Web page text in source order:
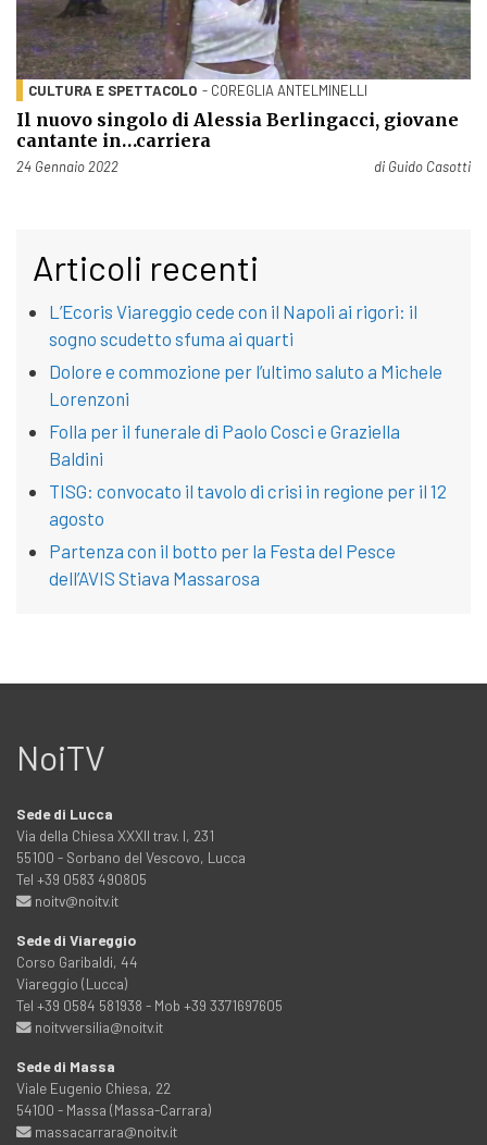
CULTURA E SPETTACOLO - COREGLIA ANTELMINELLI
Il nuovo singolo di Alessia Berlingacci, giovane
cantante in…carriera
Pubblicato il
24 Gennaio 2022 di Guido Casotti
Articoli recenti
L’Ecoris Viareggio cede con il Napoli ai rigori: il
sogno scudetto sfuma ai quarti
Dolore e commozione per l’ultimo saluto a Michele
Lorenzoni
Folla per il funerale di Paolo Cosci e Graziella
Baldini
TISG: convocato il tavolo di crisi in regione per il 12
agosto
Partenza con il botto per la Festa del Pesce
dell’AVIS Stiava Massarosa
NoiTV
Sede di Lucca
Via della Chiesa XXXII trav. I, 231
55100 - Sorbano del Vescovo, Lucca
Tel +39 0583 490805
noitv@noitv.it
Sede di Viareggio
Corso Garibaldi, 44
Viareggio (Lucca)
Tel +39 0584 581938 - Mob +39 3371697605
noitvversilia@noitv.it
Sede di Massa
Viale Eugenio Chiesa, 22
54100 - Massa (Massa-Carrara)
massacarrara@noitv.it